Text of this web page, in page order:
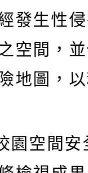
發生性
空間，
地圖，
園空間安